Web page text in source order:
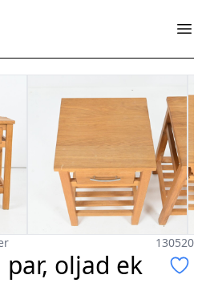
130520
oljad ek